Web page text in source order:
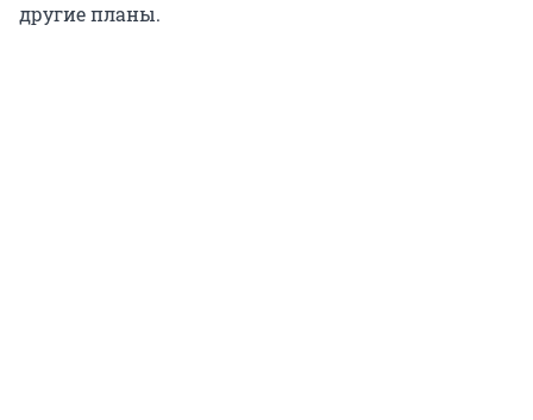
другие планы.